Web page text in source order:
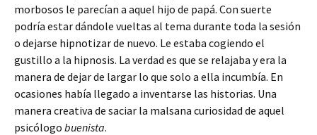
morbosos le parecían a aquel hijo de papá. Con suerte
podría estar dándole vueltas al tema durante toda la sesión
o dejarse hipnotizar de nuevo. Le estaba cogiendo el
gustillo a la hipnosis. La verdad es que se relajaba y era la
manera de dejar de largar lo que solo a ella incumbía. En
ocasiones había llegado a inventarse las historias. Una
manera creativa de saciar la malsana curiosidad de aquel
psicólogo buenista.